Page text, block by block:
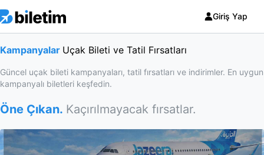
Giriş Yap
Kampanyalar Uçak Bileti ve Tatil Fırsatları
Güncel uçak bileti kampanyaları, tatil fırsatları ve indirimler. En uygun
kampanyalı biletleri keşfedin.
Öne Çıkan. Kaçırılmayacak fırsatlar.